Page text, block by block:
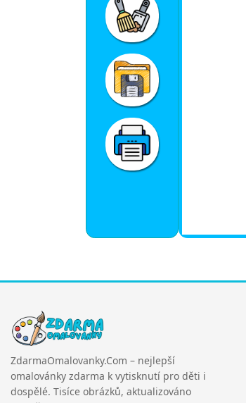
ZdarmaOmalovanky.Com – nejlepší
omalovánky zdarma k vytisknutí pro děti i
dospělé. Tisíce obrázků, aktualizováno